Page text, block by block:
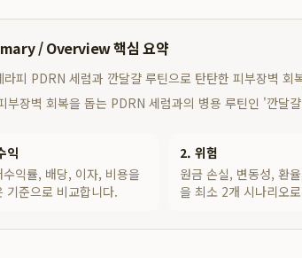
/ Overview 핵심 요약
라피 PDRN 세럼과 깐달걀 루틴으로 탄탄한 피부장벽
부장벽 회복을 돕는 PDRN 세럼과의 병용 루틴인 '깐달
익
수익률, 배당, 이자, 비용을
기준으로 비교합니다.
2. 위험
원금 손실, 변동성, 환
을 최소 2개 시나리오